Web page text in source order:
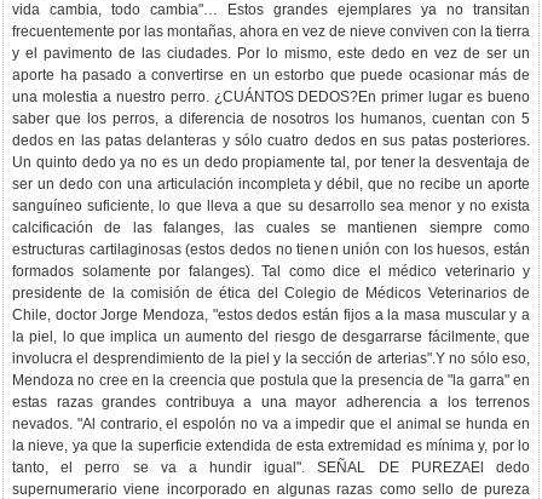
vida cambia, todo cambia"… Estos grandes ejemplares ya no transitan
frecuentemente por las montañas, ahora en vez de nieve conviven con la tierra
y el pavimento de las ciudades. Por lo mismo, este dedo en vez de ser un
aporte ha pasado a convertirse en un estorbo que puede ocasionar más de
una molestia a nuestro perro. ¿CUÁNTOS DEDOS?En primer lugar es bueno
saber que los perros, a diferencia de nosotros los humanos, cuentan con 5
dedos en las patas delanteras y sólo cuatro dedos en sus patas posteriores.
Un quinto dedo ya no es un dedo propiamente tal, por tener la desventaja de
ser un dedo con una articulación incompleta y débil, que no recibe un aporte
sanguíneo suficiente, lo que lleva a que su desarrollo sea menor y no exista
calcificación de las falanges, las cuales se mantienen siempre como
estructuras cartilaginosas (estos dedos no tienen unión con los huesos, están
formados solamente por falanges). Tal como dice el médico veterinario y
presidente de la comisión de ética del Colegio de Médicos Veterinarios de
Chile, doctor Jorge Mendoza, "estos dedos están fijos a la masa muscular y a
la piel, lo que implica un aumento del riesgo de desgarrarse fácilmente, que
involucra el desprendimiento de la piel y la sección de arterias".Y no sólo eso,
Mendoza no cree en la creencia que postula que la presencia de "la garra" en
estas razas grandes contribuya a una mayor adherencia a los terrenos
nevados. "Al contrario, el espolón no va a impedir que el animal se hunda en
la nieve, ya que la superficie extendida de esta extremidad es mínima y, por lo
tanto, el perro se va a hundir igual". SEÑAL DE PUREZAEl dedo
supernumerario viene incorporado en algunas razas como sello de pureza